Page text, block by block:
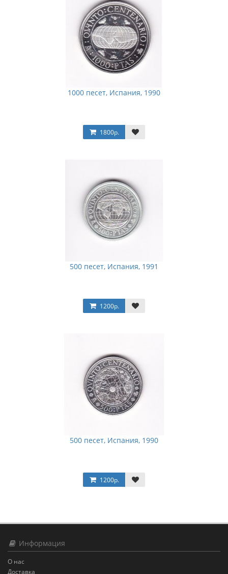
1000 песет, Испания, 1990
1800р.
500 песет, Испания, 1991
1200р.
500 песет, Испания, 1990
1200р.
Информация
О нас
Доставка